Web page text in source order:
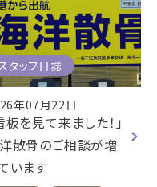
東美薗182
タッフ日誌
年07月22日
板を見て来ました！」
散骨のご相談が増
います